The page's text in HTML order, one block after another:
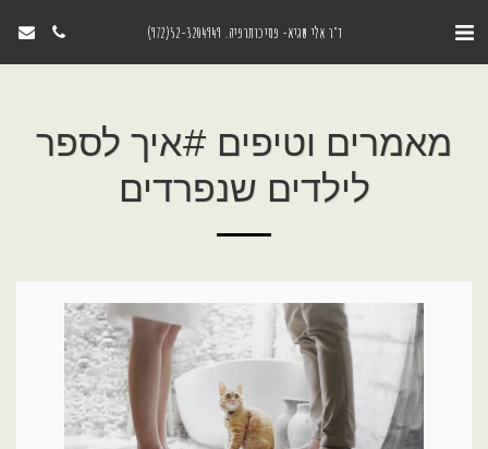
ד"ר אִלי שגיא- פסיכותרפיה. 52-3204949(972)
מאמרים וטיפים #איך לספר
לילדים שנפרדים